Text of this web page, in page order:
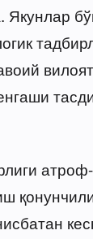
Якунлар